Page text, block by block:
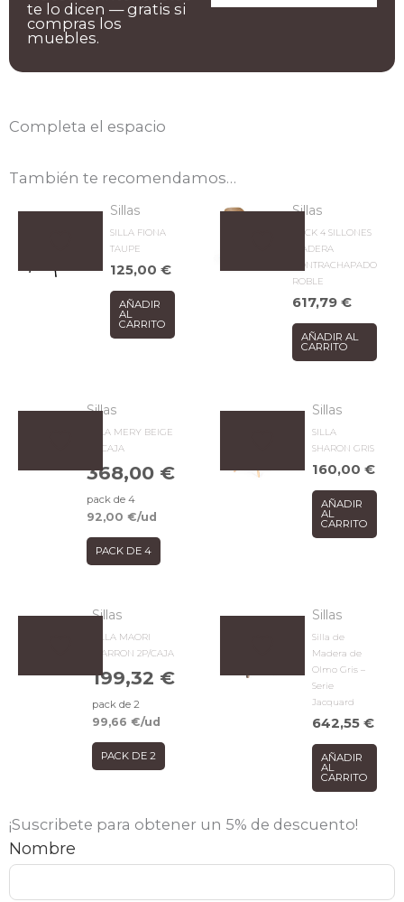
te lo dicen — gratis si
compras los
muebles.
Completa el espacio
También te recomendamos…
Sillas
SILLA FIONA
TAUPE
125,00€
AÑADIR
AL
CARRITO
Sillas
PACK 4 SILLONES
MADERA
CONTRACHAPADO
ROBLE
617,79€
AÑADIR AL
CARRITO
Sillas
SILLA MERY BEIGE
4P/CAJA
368,00 €
pack de 4
92,00€/ud
PACK DE 4
Sillas
SILLA
SHARON GRIS
160,00€
AÑADIR
AL
CARRITO
Sillas
SILLA MAORI
MARRON 2P/CAJA
199,32 €
pack de 2
99,66€/ud
PACK DE 2
Sillas
Silla de
Madera de
Olmo Gris –
Serie
Jacquard
642,55€
AÑADIR
AL
CARRITO
¡Suscribete para obtener un 5% de descuento!
Nombre